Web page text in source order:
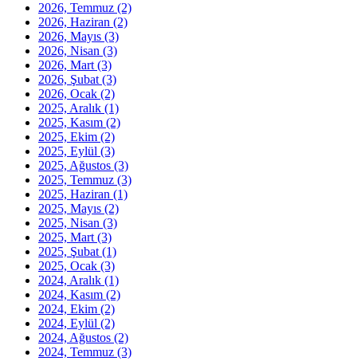
2026, Temmuz (2)
2026, Haziran (2)
2026, Mayıs (3)
2026, Nisan (3)
2026, Mart (3)
2026, Şubat (3)
2026, Ocak (2)
2025, Aralık (1)
2025, Kasım (2)
2025, Ekim (2)
2025, Eylül (3)
2025, Ağustos (3)
2025, Temmuz (3)
2025, Haziran (1)
2025, Mayıs (2)
2025, Nisan (3)
2025, Mart (3)
2025, Şubat (1)
2025, Ocak (3)
2024, Aralık (1)
2024, Kasım (2)
2024, Ekim (2)
2024, Eylül (2)
2024, Ağustos (2)
2024, Temmuz (3)